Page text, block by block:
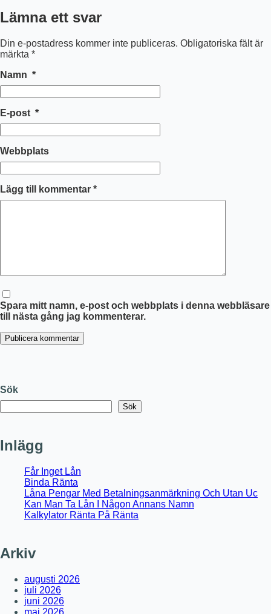
Lämna ett svar
Din e-postadress kommer inte publiceras. Obligatoriska fält är
märkta *
Namn *
E-post *
Webbplats
Lägg till kommentar *
Spara mitt namn, e-post och webbplats i denna webbläsare
till nästa gång jag kommenterar.
Publicera kommentar
Sök
Sök
Inlägg
Får Inget Lån
Binda Ränta
Låna Pengar Med Betalningsanmärkning Och Utan Uc
Kan Man Ta Lån I Någon Annans Namn
Kalkylator Ränta På Ränta
Arkiv
augusti 2026
juli 2026
juni 2026
maj 2026